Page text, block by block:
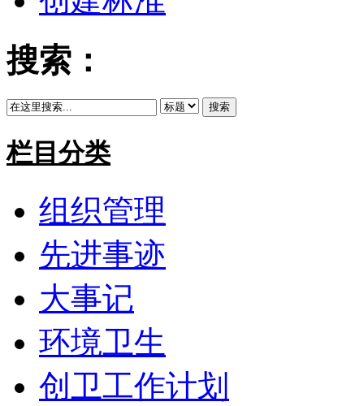
搜索：
搜索
栏目分类
组织管理
先进事迹
大事记
环境卫生
创卫工作计划